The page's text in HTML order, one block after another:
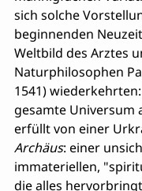
sich solche
beginnenden
Weltbild des Arztes
Naturphilosophen
1541)
gesamte Universum
erfüllt von einer
Archäus: einer
immateriellen,
die alles